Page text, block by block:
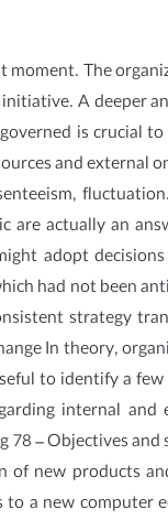
The
A deeper
is crucial
and external
are actually an
adopt
had not been
strategy
In theory,
to identify a
internal
– Objectives
new products
to a new